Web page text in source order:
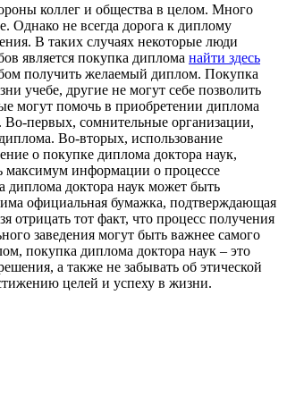
коллег и общества в целом. Много
Однако не всегда дорога к диплому
В таких случаях некоторые люди
является покупка диплома найти здесь
получить желаемый диплом. Покупка
учебе, другие не могут себе позволить
могут помочь в приобретении диплома
Во-первых, сомнительные организации,
Во-вторых, использование
о покупке диплома доктора наук,
максимум информации о процессе
диплома доктора наук может быть
официальная бумажка, подтверждающая
отрицать тот факт, что процесс получения
заведения могут быть важнее самого
покупка диплома доктора наук – это
а также не забывать об этической
целей и успеху в жизни.